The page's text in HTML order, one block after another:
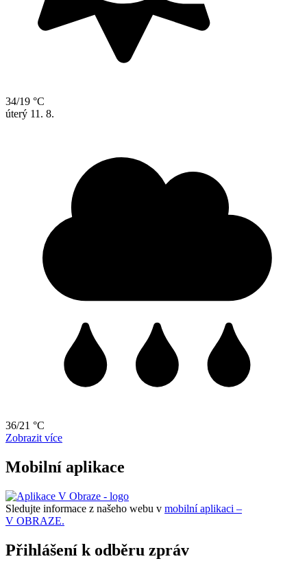
34/19 °C
úterý 11. 8.
36/21 °C
Zobrazit více
Mobilní aplikace
Sledujte informace z našeho webu v mobilní aplikaci –
V OBRAZE.
Přihlášení k odběru zpráv